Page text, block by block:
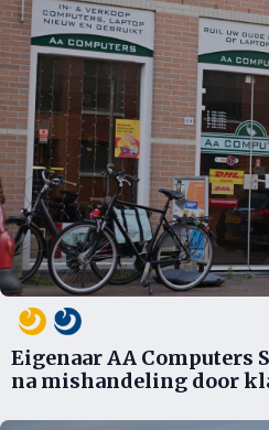
Eigenaar AA Computers
na mishandeling door